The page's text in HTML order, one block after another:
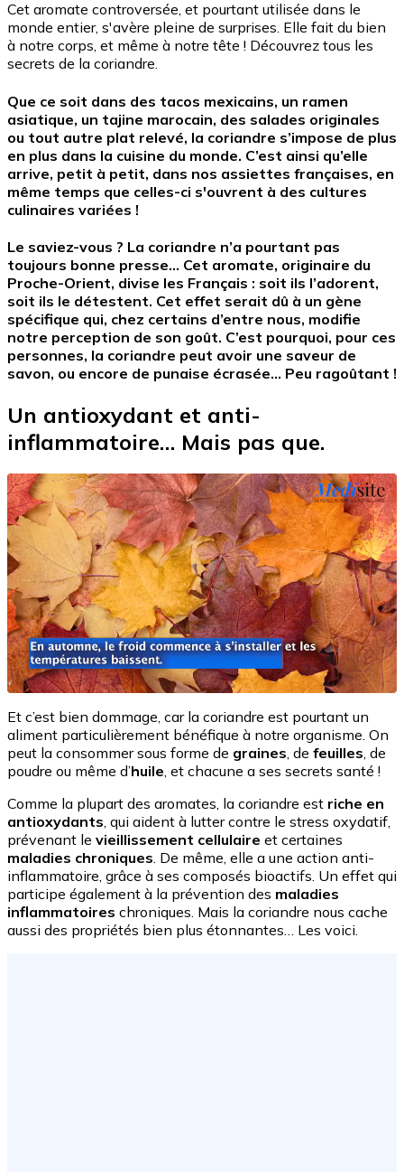
Cet aromate controversée, et pourtant utilisée dans le
monde entier, s'avère pleine de surprises. Elle fait du bien
à notre corps, et même à notre tête ! Découvrez tous les
secrets de la coriandre.
Que ce soit dans des tacos mexicains, un ramen
asiatique, un tajine marocain, des salades originales
ou tout autre plat relevé, la coriandre s’impose de plus
en plus dans la cuisine du monde. C’est ainsi qu’elle
arrive, petit à petit, dans nos assiettes françaises, en
même temps que celles-ci s'ouvrent à des cultures
culinaires variées !
Le saviez-vous ? La coriandre n’a pourtant pas
toujours bonne presse… Cet aromate, originaire du
Proche-Orient, divise les Français : soit ils l’adorent,
soit ils le détestent. Cet effet serait dû à un gène
spécifique qui, chez certains d’entre nous, modifie
notre perception de son goût. C’est pourquoi, pour ces
personnes, la coriandre peut avoir une saveur de
savon, ou encore de punaise écrasée… Peu ragoûtant !
Un antioxydant et anti-
inflammatoire… Mais pas que.
Et c’est bien dommage, car la coriandre est pourtant un
aliment particulièrement bénéfique à notre organisme. On
peut la consommer sous forme de graines , de feuilles , de
poudre ou même d’huile , et chacune a ses secrets santé !
Comme la plupart des aromates, la coriandre est riche en
antioxydants , qui aident à lutter contre le stress oxydatif,
prévenant le vieillissement cellulaire et certaines
maladies chroniques De même, elle a une action anti-
inflammatoire, grâce à ses composés bioactifs. Un effet qui
participe également à la prévention des maladies
inflammatoires chroniques. Mais la coriandre nous cache
aussi des propriétés bien plus étonnantes… Les voici.